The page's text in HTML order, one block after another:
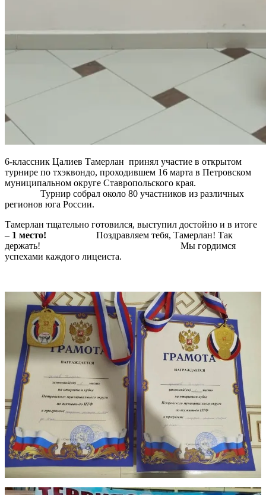
6-классник Цалиев Тамерлан принял участие в открытом
турнире по тхэквондо, проходившем 16 марта в Петровском
муниципальном округе Ставропольского края.
Турнир собрал около 80 участников из различных
регионов юга России.
Тамерлан тщательно готовился, выступил достойно и в итоге
– 1 место! Поздравляем тебя, Тамерлан! Так
держать! Мы гордимся
успехами каждого лицеиста.